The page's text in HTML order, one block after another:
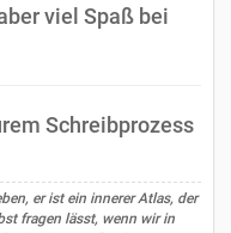
viel Spaß bei
Schreibprozess
er ist ein innerer Atlas, der
fragen lässt, wenn wir in